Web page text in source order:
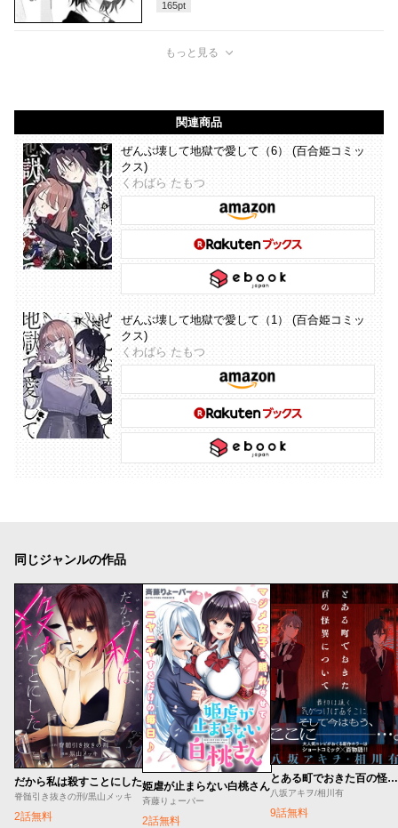
165pt
もっと見る
関連商品
ぜんぶ壊して地獄で愛して（6） (百合姫コミッ
クス)
くわばら たもつ
ぜんぶ壊して地獄で愛して（1） (百合姫コミッ
クス)
くわばら たもつ
同じジャンルの作品
だから私は殺すことにした
脊髄引き抜きの刑/黒山メッキ
2話無料
姫虐が止まらない白桃さん
斉藤りょーパー
2話無料
とある町でおきた百の怪異について
八坂アキヲ/相川有
9話無料